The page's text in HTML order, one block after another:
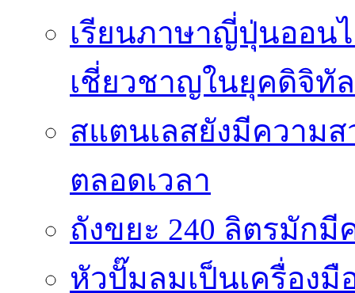
เรียนภาษาญี่ปุ่นออน
เชี่ยวชาญในยุคดิจิทัล
สแตนเลสยังมีความ
ตลอดเวลา
ถังขยะ 240 ลิตรมัก
หัวปั๊มลมเป็นเครื่องมื